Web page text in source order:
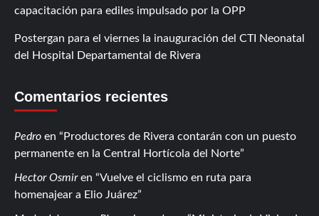
capacitación para ediles impulsado por la OPP
Postergan para el viernes la inauguración del CTI Neonatal
del Hospital Departamental de Rivera
Comentarios recientes
Pedro en
Productores de Rivera contarán con un puesto
permanente en la Central Hortícola del Norte
Hector Osmiren
Vuelve el ciclismo en ruta para
homenajear a Elio Juárez